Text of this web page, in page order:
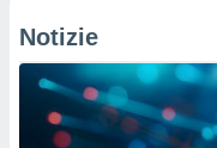
Notizie